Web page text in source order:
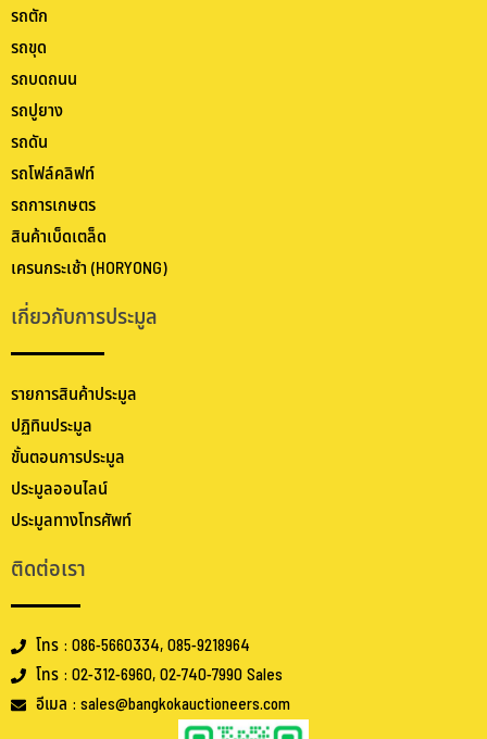
รถตัก
รถขุด
รถบดถนน
รถปูยาง
รถดัน
รถโฟล์คลิฟท์
รถการเกษตร
สินค้าเบ็ดเตล็ด
เครนกระเช้า (HORYONG)
เกี่ยวกับการประมูล
รายการสินค้าประมูล
ปฏิทินประมูล
ขั้นตอนการประมูล
ประมูลออนไลน์
ประมูลทางโทรศัพท์
ติดต่อเรา
โทร : 086-5660334, 085-9218964
โทร : 02-312-6960, 02-740-7990 Sales
อีเมล : sales@bangkokauctioneers.com